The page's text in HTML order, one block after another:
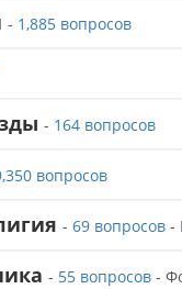
- 1,885 вопросов
- 164 вопросов
вопросов
- 69 вопросов -
- 55 вопросов -